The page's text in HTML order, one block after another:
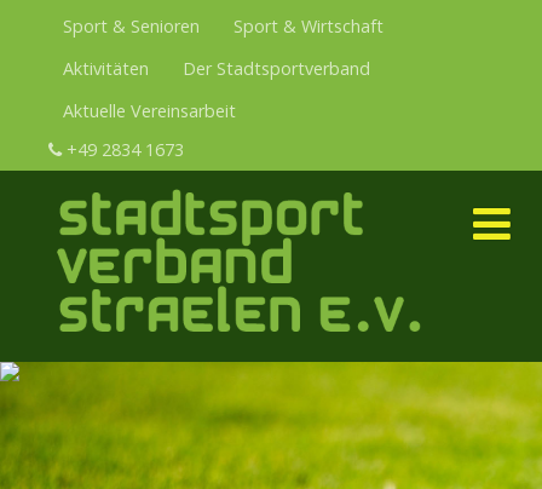
Sport & Senioren
Sport & Wirtschaft
Aktivitäten
Der Stadtsportverband
Aktuelle Vereinsarbeit
+49 2834 1673